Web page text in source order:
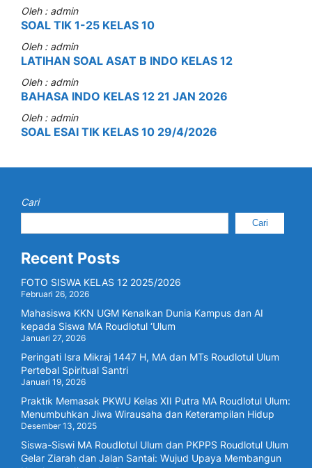
Oleh : admin
SOAL TIK 1-25 KELAS 10
Oleh : admin
LATIHAN SOAL ASAT B INDO KELAS 12
Oleh : admin
BAHASA INDO KELAS 12 21 JAN 2026
Oleh : admin
SOAL ESAI TIK KELAS 10 29/4/2026
Cari
Cari
Recent Posts
FOTO SISWA KELAS 12 2025/2026
Februari 26, 2026
Mahasiswa KKN UGM Kenalkan Dunia Kampus dan AI
kepada Siswa MA Roudlotul ‘Ulum
Januari 27, 2026
Peringati Isra Mikraj 1447 H, MA dan MTs Roudlotul Ulum
Pertebal Spiritual Santri
Januari 19, 2026
Praktik Memasak PKWU Kelas XII Putra MA Roudlotul Ulum:
Menumbuhkan Jiwa Wirausaha dan Keterampilan Hidup
Desember 13, 2025
Siswa-Siswi MA Roudlotul Ulum dan PKPPS Roudlotul Ulum
Gelar Ziarah dan Jalan Santai: Wujud Upaya Membangun